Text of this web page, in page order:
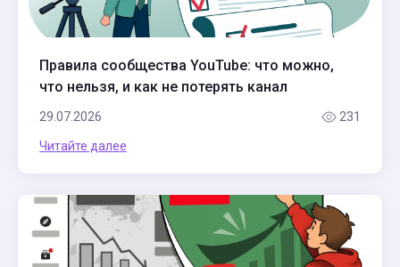
Правила сообщества YouTube: что можно,
что нельзя, и как не потерять канал
29.07.2026 231
Читайте далее